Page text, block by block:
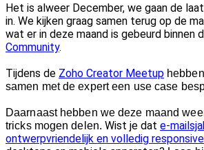
Het is alweer December, we gaan de
in. We kijken graag samen terug op de
wat er in deze maand is gebeurd binnen
Community.
Tijdens de Zoho Creator Meetup
samen met de expert een use case
Daarnaast hebben we deze maand
tricks mogen delen.Wist je date-
ontwerpvriendelijk en volledig